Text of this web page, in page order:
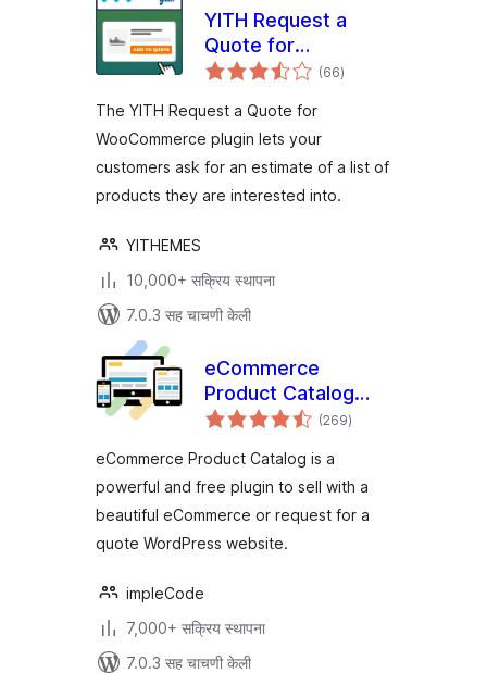
YITH Request a
Quote for
WooCommerce
(66एकूण
मूल्यांकन
)
The YITH Request a Quote for
WooCommerce plugin lets your
customers ask for an estimate of a list of
products they are interested into.
YITHEMES
10,000+ सक्रिय स्थापना
7.0.3 सह चाचणी केली
eCommerce
Product Catalog
Plugin for
(269एकूण
मूल्यांकन
)
eCommerce Product Catalog is a
powerful and free plugin to sell with a
beautiful eCommerce or request for a
quote WordPress website.
impleCode
7,000+ सक्रिय स्थापना
7.0.3 सह चाचणी केली